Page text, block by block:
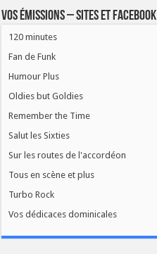
Vos émissions – Sites et Facebook
120 minutes
Fan de Funk
Humour Plus
Oldies but Goldies
Remember the Time
Salut les Sixties
Sur les routes de l'accordéon
Tous en scène et plus
Turbo Rock
Vos dédicaces dominicales